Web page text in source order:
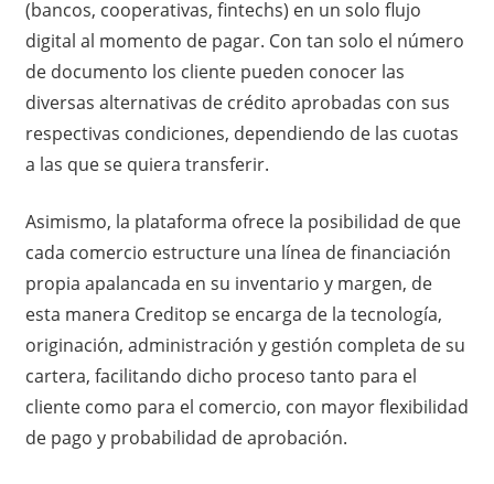
(bancos, cooperativas, fintechs) en un solo flujo
digital al momento de pagar. Con tan solo el número
de documento los cliente pueden conocer las
diversas alternativas de crédito aprobadas con sus
respectivas condiciones, dependiendo de las cuotas
a las que se quiera transferir.
Asimismo, la plataforma ofrece la posibilidad de que
cada comercio estructure una línea de financiación
propia apalancada en su inventario y margen, de
esta manera Creditop se encarga de la tecnología,
originación, administración y gestión completa de su
cartera, facilitando dicho proceso tanto para el
cliente como para el comercio, con mayor flexibilidad
de pago y probabilidad de aprobación.